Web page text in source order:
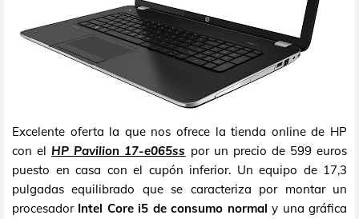
Excelente oferta la que nos ofrece la tienda online de HP
con el HP Pavilion 17-e065ss por un precio de 599 euros
puesto en casa con el cupón inferior. Un equipo de 17,3
pulgadas equilibrado que se caracteriza por montar un
procesador Intel Core i5 de consumo normal y una gráfica